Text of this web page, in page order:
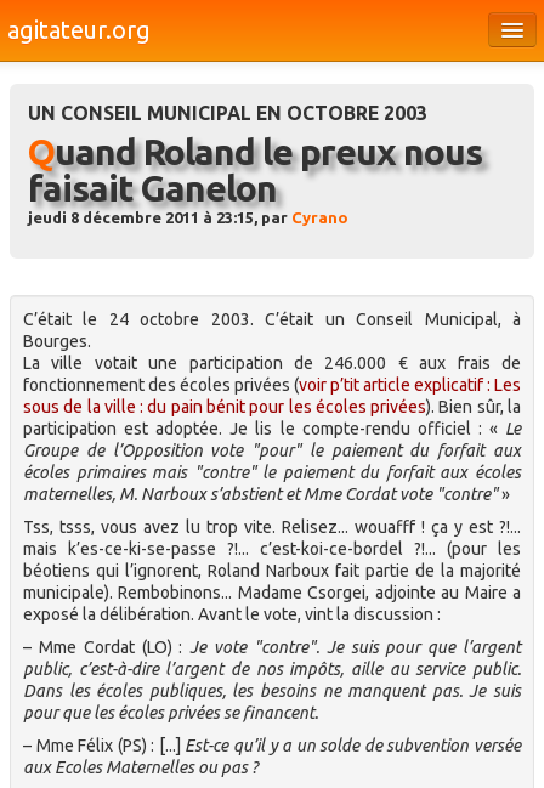
agitateur.org
Bourges & le Cher
Société
Culture
Dossiers
Brèves
UN CONSEIL MUNICIPAL EN OCTOBRE 2003
Quand Roland le preux nous
faisait Ganelon
jeudi 8 décembre 2011 à 23:15, par Cyrano
C’était le 24 octobre 2003. C’était un Conseil Municipal, à
Bourges.
La ville votait une participation de 246.000 € aux frais de
fonctionnement des écoles privées (voir p’tit article explicatif : Les
sous de la ville : du pain bénit pour les écoles privées). Bien sûr, la
participation est adoptée. Je lis le compte-rendu officiel : « Le
Groupe de l’Opposition vote "pour" le paiement du forfait aux
écoles primaires mais "contre" le paiement du forfait aux écoles
maternelles, M. Narboux s’abstient et Mme Cordat vote "contre"»
Tss, tsss, vous avez lu trop vite. Relisez... wouafff ! ça y est ?!...
mais k’es-ce-ki-se-passe ?!... c’est-koi-ce-bordel ?!... (pour les
béotiens qui l’ignorent, Roland Narboux fait partie de la majorité
municipale). Rembobinons... Madame Csorgei, adjointe au Maire a
exposé la délibération. Avant le vote, vint la discussion :
– Mme Cordat (LO) :Je vote "contre". Je suis pour que l’argent
public, c’est-à-dire l’argent de nos impôts, aille au service public.
Dans les écoles publiques, les besoins ne manquent pas. Je suis
pour que les écoles privées se financent.
– Mme Félix (PS) : [...] Est-ce qu’il y a un solde de subvention versée
aux Ecoles Maternelles ou pas ?